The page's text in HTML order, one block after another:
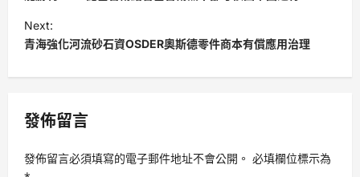
t
n
a
i
a
Next:
青海強化河流砂石資OSDER奧斯德零件商本有償應用治理
發佈留言
發佈留言必須填寫的電子郵件地址不會公開。 必填欄位標示為